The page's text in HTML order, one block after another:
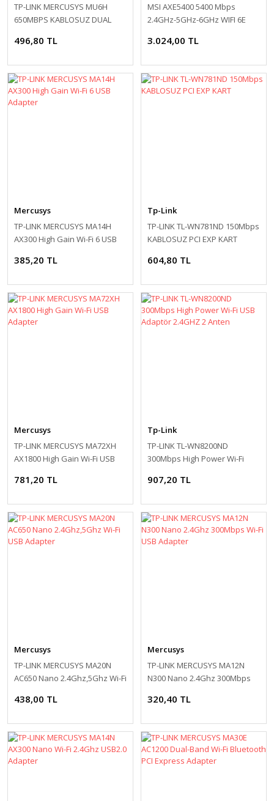
TP-LINK MERCUSYS MU6H
650MBPS KABLOSUZ DUAL
496,80 TL
MSI AXE5400 5400 Mbps
2.4GHz-5GHz-6GHz WIFI 6E
3.024,00 TL
Mercusys
TP-LINK MERCUSYS MA14H
AX300 High Gain Wi-Fi 6 USB
385,20 TL
Tp-Link
TP-LINK TL-WN781ND 150Mbps
KABLOSUZ PCI EXP KART
604,80 TL
Mercusys
TP-LINK MERCUSYS MA72XH
AX1800 High Gain Wi-Fi USB
781,20 TL
Tp-Link
TP-LINK TL-WN8200ND
300Mbps High Power Wi-Fi
907,20 TL
Mercusys
TP-LINK MERCUSYS MA20N
AC650 Nano 2.4Ghz,5Ghz Wi-Fi
438,00 TL
Mercusys
TP-LINK MERCUSYS MA12N
N300 Nano 2.4Ghz 300Mbps
320,40 TL